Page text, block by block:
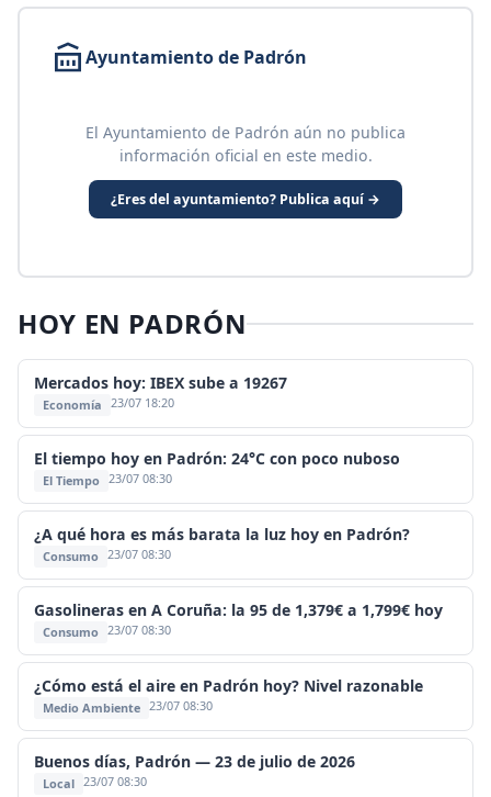
Ayuntamiento de Padrón
El Ayuntamiento de Padrón aún no publica
información oficial en este medio.
¿Eres del ayuntamiento? Publica aquí →
HOY EN PADRÓN
Mercados hoy: IBEX sube a 19267
Economía 23/07 18:20
El tiempo hoy en Padrón: 24°C con poco nuboso
El Tiempo 23/07 08:30
¿A qué hora es más barata la luz hoy en Padrón?
Consumo 23/07 08:30
Gasolineras en A Coruña: la 95 de 1,379€ a 1,799€ hoy
Consumo 23/07 08:30
¿Cómo está el aire en Padrón hoy? Nivel razonable
Medio Ambiente 23/07 08:30
Buenos días, Padrón — 23 de julio de 2026
Local 23/07 08:30